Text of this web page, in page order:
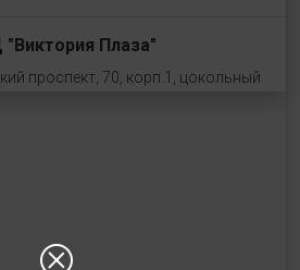
Плаза"
проспект, 70, корп.1, цокольный
7а, второй этаж, слева от